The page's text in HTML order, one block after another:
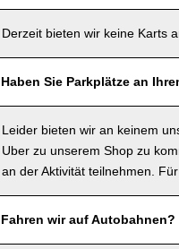
Derzeit bieten wir keine Karts
Haben Sie Parkplätze an
Leider bieten wir an keinem
Uber zu unserem Shop zu
an der Aktivität teilnehmen.
Fahren wir auf Autobahnen?